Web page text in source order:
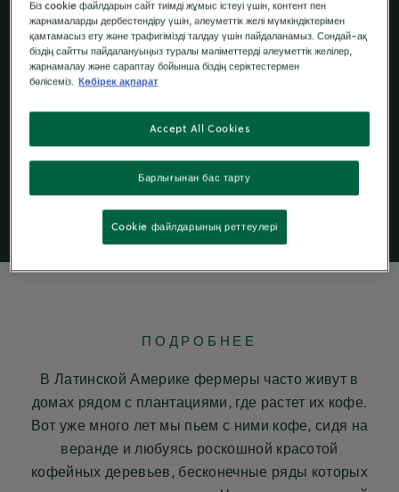
Мягкий вкус с нотками какао-бобов
Кофе молотый
ПОДРОБНЕЕ
В Латинской Америке фермеры часто живут в
домах рядом с плантациями, где растет их кофе.
Вот уже много лет мы пьем с ними кофе, сидя на
веранде и любуясь роскошной красотой
кофейных деревьев, бесконечные ряды которых
Біз cookie файлдарын сайт тиімді жұмыс істеуі үшін, контент пен
жарнамаларды дербестендіру үшін, әлеуметтік желі мүмкіндіктерімен
қамтамасыз ету және трафигімізді талдау үшін пайдаланамыз. Сондай-ақ
біздің сайтты пайдалануыңыз туралы мәліметтерді әлеуметтік желілер,
жарнамалау және сараптау бойынша біздің серіктестермен
бөлісеміз.
Көбірек ақпарат
Барлығынан бас тарту
Accept All Cookies
Cookie файлдарының реттеулері